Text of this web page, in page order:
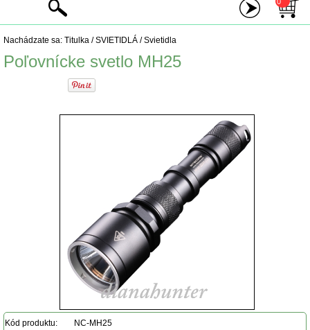
Nachádzate sa: Titulka /SVIETIDLÁ /Svietidla
Poľovnícke svetlo MH25
Kód produktu: NC-MH25